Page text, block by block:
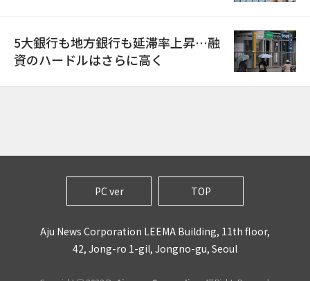
5大銀行も地方銀行も延滞率上昇…融
資のハードルはさらに高く
PC ver TOP
Aju News Corporation LEEMA Building, 11th floor,
42, Jong-ro 1-gil, Jongno-gu, Seoul